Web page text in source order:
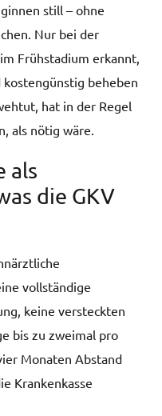
still – ohne
Nur bei der
Frühstadium erkannt,
kostengünstig beheben
hat in der Regel
als nötig wäre.
als
die GKV
vollständige
keine versteckten
bis zu zweimal pro
Monaten Abstand
Krankenkasse